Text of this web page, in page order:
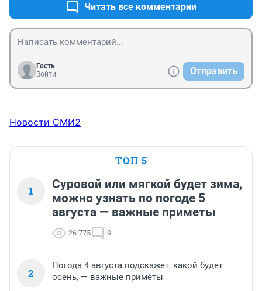
Читать все комментарии
Гость
Войти
Отправить
Новости СМИ2
ТОП 5
1
Суровой или мягкой будет зима,
можно узнать по погоде 5
августа — важные приметы
26 775 9
2
Погода 4 августа подскажет, какой будет
осень, — важные приметы